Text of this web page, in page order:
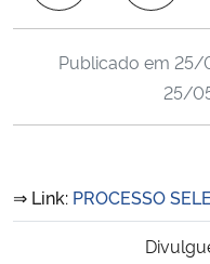
Ministério da Saúde
Ministério de Minas e Energia
Ministério da Ciência,
Publicado em 25/
25/
⇒ Link: PROCESSO